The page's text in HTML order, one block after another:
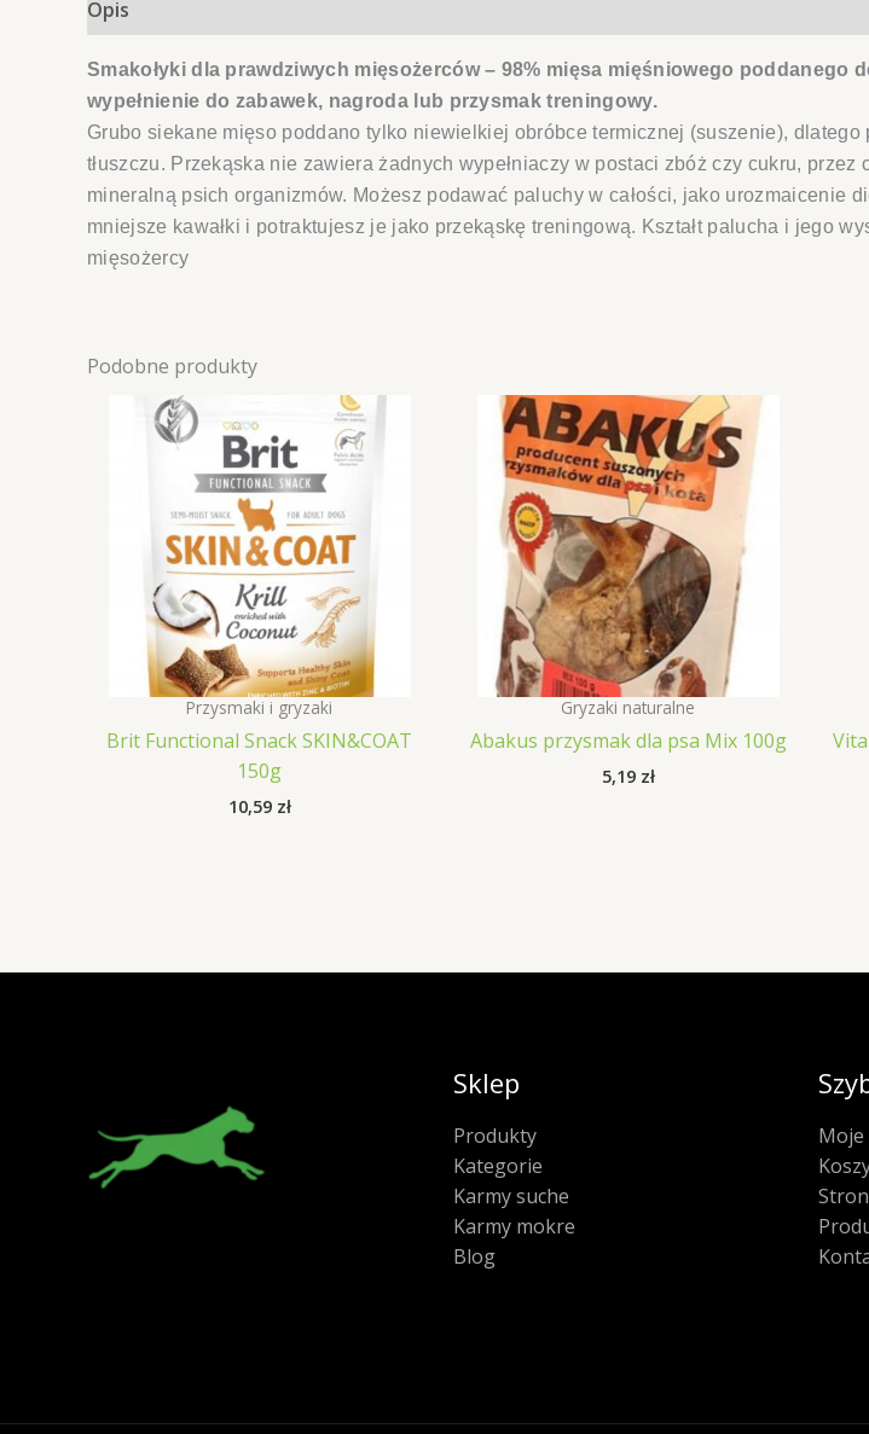
Opis
Smakołyki dla prawdziwych mięsożerców – 98% mięsa mięśniowego
wypełnienie do zabawek, nagroda lub przysmak treningowy.
Grubo siekane mięso poddano tylko niewielkiej obróbce termicznej (suszenie),
tłuszczu. Przekąska nie zawiera żadnych wypełniaczy w postaci zbóż czy cukru,
mineralną psich organizmów. Możesz podawać paluchy w całości, jako urozmaicenie
mniejsze kawałki i potraktujesz je jako przekąskę treningową. Kształt palucha i jego
mięsożercy
Podobne produkty
Przysmaki i gryzaki
Brit Functional Snack SKIN&COAT
150g
10,59 zł
Gryzaki naturalne
Abakus przysmak dla psa Mix 100g
5,19 zł
Sklep
Produkty
Kategorie
Karmy suche
Karmy mokre
Blog